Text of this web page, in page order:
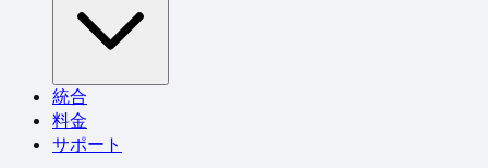
統合
料金
サポート